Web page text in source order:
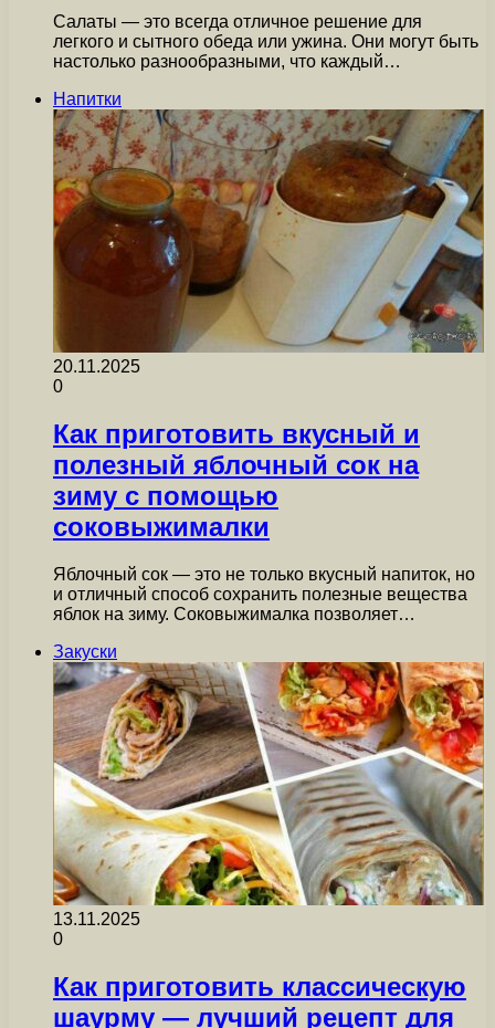
Салаты — это всегда отличное решение для
легкого и сытного обеда или ужина. Они могут быть
настолько разнообразными, что каждый…
Напитки
20.11.2025
0
Как приготовить вкусный и
полезный яблочный сок на
зиму с помощью
соковыжималки
Яблочный сок — это не только вкусный напиток, но
и отличный способ сохранить полезные вещества
яблок на зиму. Соковыжималка позволяет…
Закуски
13.11.2025
0
Как приготовить классическую
шаурму — лучший рецепт для